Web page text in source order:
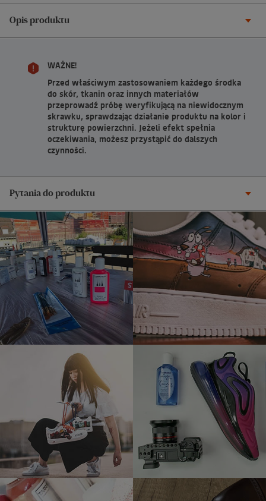
Opis produktu
WAŻNE!
Przed właściwym zastosowaniem każdego środka
do skór, tkanin oraz innych materiałów
przeprowadź próbę weryfikującą na niewidocznym
skrawku, sprawdzając działanie produktu na kolor i
strukturę powierzchni. Jeżeli efekt spełnia
oczekiwania, możesz przystąpić do dalszych
czynności.
Pytania do produktu